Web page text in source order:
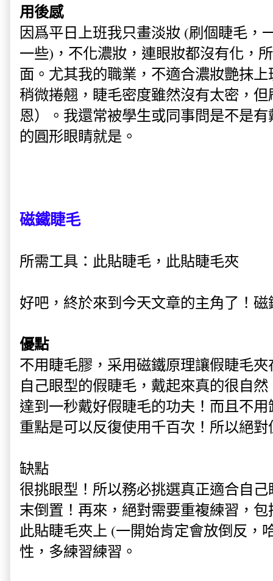
用後感
因爲平日上班我只畫淡妝 (刷個睫毛，
一些)，不化濃妝，連眼妝都沒有化，
面。尤其我的職業，不適合濃妝艷抹
稍微捲翹，睫毛密度雖然沒有太密，
恩）。我還常被學生或同事問是不是
的圓形眼睛就是。
磁鐵睫毛
所需工具：此貼睫毛，此貼睫毛夾
好吧，終於來到今天文章的主角了！
優點
不用睫毛膠，采用磁鐵原理讓假睫毛
自己眼型的假睫毛，戴起來真的很自
達到一秒戴好假睫毛的功夫！而且不
重點是可以反復使用千百次！所以絕
缺點
很挑眼型！所以務必挑選真正適合自
末倒置！再來，絕對需要重複練習，
此貼睫毛夾上 (一開始肯定會放倒反，
性，多練習練習。